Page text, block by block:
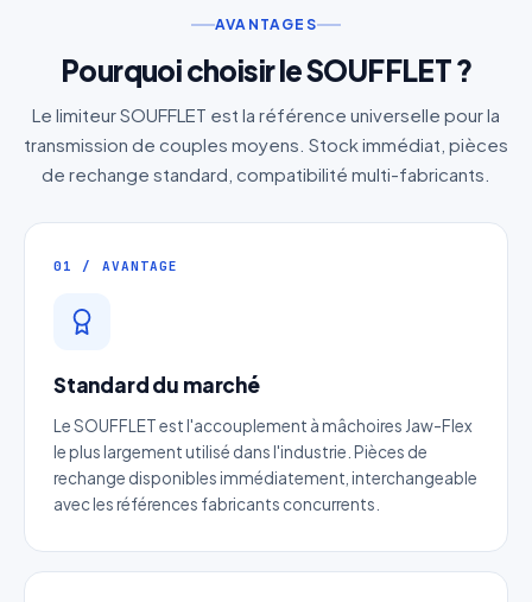
AVANTAGES
Pourquoi choisir le SOUFFLET ?
Le limiteur SOUFFLET est la référence universelle pour la
transmission de couples moyens. Stock immédiat, pièces
de rechange standard, compatibilité multi-fabricants.
01 / AVANTAGE
Standard du marché
Le SOUFFLET est l'accouplement à mâchoires Jaw-Flex
le plus largement utilisé dans l'industrie. Pièces de
rechange disponibles immédiatement, interchangeable
avec les références fabricants concurrents.